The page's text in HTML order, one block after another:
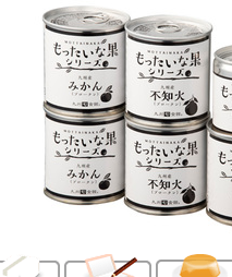
ご自宅向け メッセー